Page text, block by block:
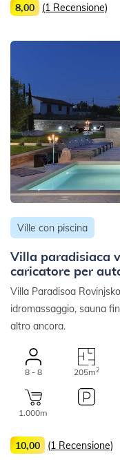
8,00 (1 Recensione)
Ville con piscina
Villa paradisiaca
caricatore per
Villa Paradisoa
idromassaggio, sauna
altro ancora.
8 - 8 205m2
1.000m
10,00 (1 Recensione)